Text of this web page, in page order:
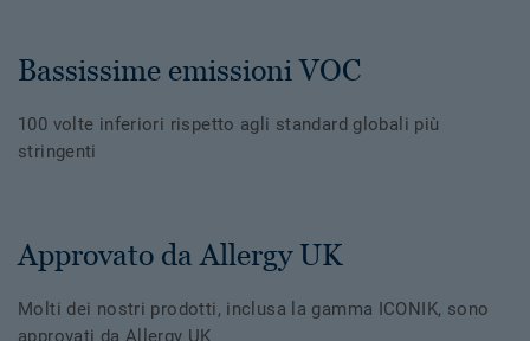
Bassissime emissioni VOC
100 volte inferiori rispetto agli standard globali più
stringenti
Approvato da Allergy UK
Molti dei nostri prodotti, inclusa la gamma ICONIK, sono
approvati da Allergy UK